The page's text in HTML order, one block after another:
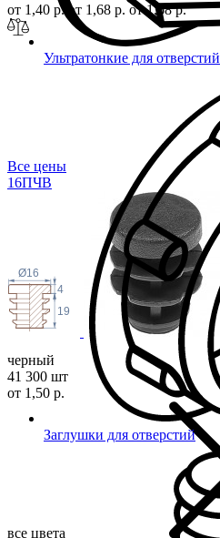
Ультратонкие для отверстий
Заглушки для отверстий
от 1,40 р. от 1,68 р. от 1,68 р.
Все цены
16ПЧВ
19
4
Ø16
черный
41 300 шт
от 1,50 р.
все цвета